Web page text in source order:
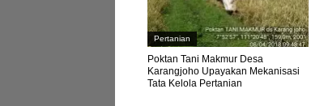
Pertanian
Poktan Tani Makmur Desa
Karangjoho Upayakan Mekanisasi
Tata Kelola Pertanian